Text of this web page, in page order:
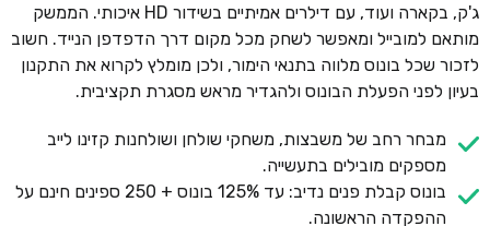
ג'ק, בקארה ועוד, עם דילרים אמיתיים בשידור HD איכותי. הממשק
מותאם למובייל ומאפשר לשחק מכל מקום דרך הדפדפן הנייד. חשוב
לזכור שכל בונוס מלווה בתנאי הימור, ולכן מומלץ לקרוא את התקנון
בעיון לפני הפעלת הבונוס ולהגדיר מראש מסגרת תקציבית.
מבחר רחב של משבצות, משחקי שולחן ושולחנות קזינו לייב
מספקים מובילים בתעשייה.
בונוס קבלת פנים נדיב: עד 125% בונוס + 250 ספינים חינם על
ההפקדה הראשונה.